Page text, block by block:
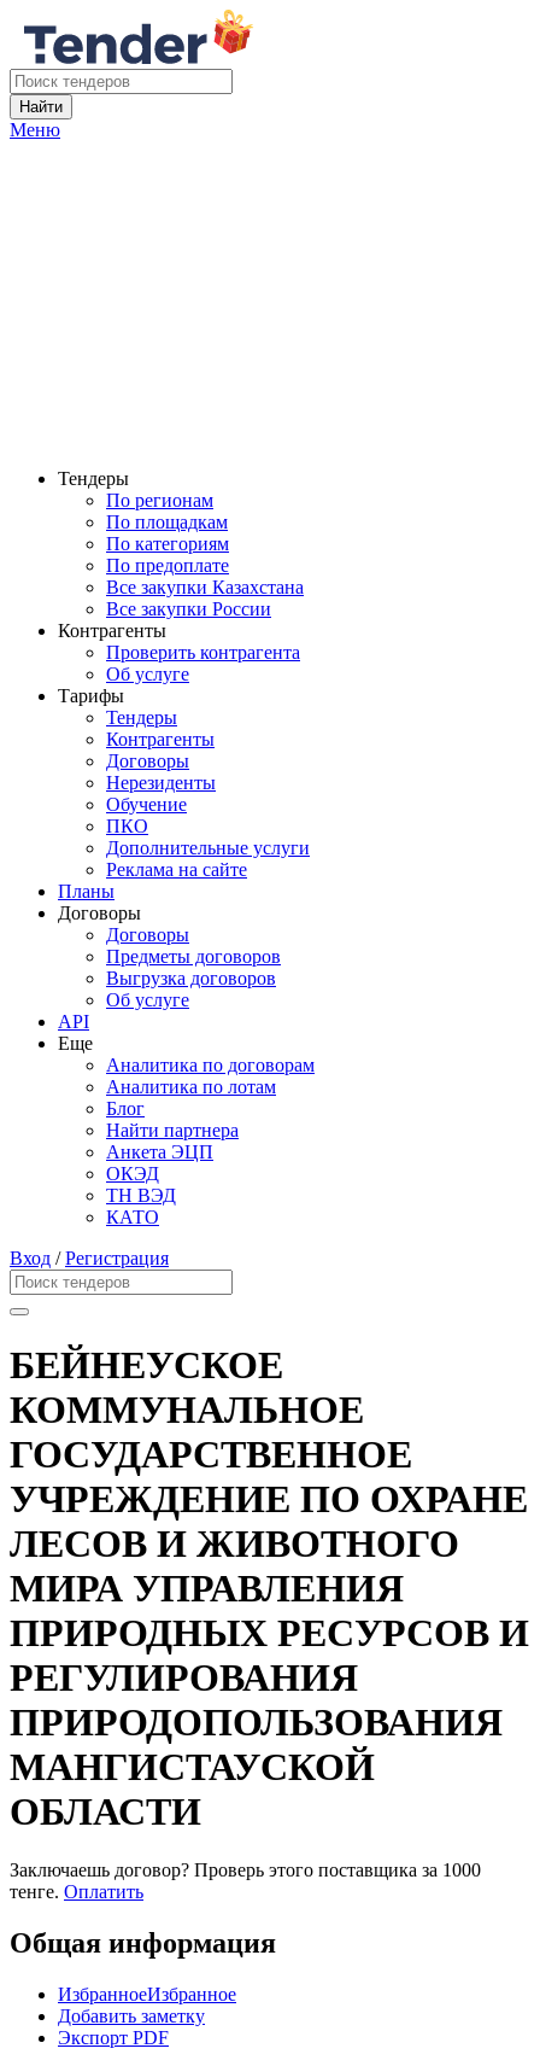
Найти
Меню
Тендеры
По регионам
По площадкам
По категориям
По предоплате
Все закупки Казахстана
Все закупки России
Контрагенты
Проверить контрагента
Об услуге
Тарифы
Тендеры
Контрагенты
Договоры
Нерезиденты
Обучение
ПКО
Дополнительные услуги
Реклама на сайте
Планы
Договоры
Договоры
Предметы договоров
Выгрузка договоров
Об услуге
API
Еще
Аналитика по договорам
Аналитика по лотам
Блог
Найти партнера
Анкета ЭЦП
ОКЭД
ТН ВЭД
КАТО
Вход /Регистрация
БЕЙНЕУСКОЕ
КОММУНАЛЬНОЕ
ГОСУДАРСТВЕННОЕ
УЧРЕЖДЕНИЕ ПО ОХРАНЕ
ЛЕСОВ И ЖИВОТНОГО
МИРА УПРАВЛЕНИЯ
ПРИРОДНЫХ РЕСУРСОВ И
РЕГУЛИРОВАНИЯ
ПРИРОДОПОЛЬЗОВАНИЯ
МАНГИСТАУСКОЙ
ОБЛАСТИ
Заключаешь договор? Проверь этого поставщика за 1000
тенге. Оплатить
Общая информация
ИзбранноеИзбранное
Добавить заметку
Экспорт PDF